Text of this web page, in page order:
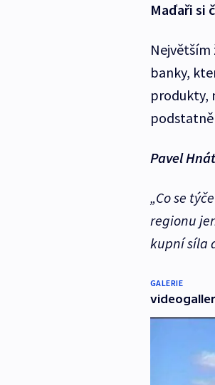
Maďaři si
banky,
produkty,
podstatně
Pavel
„Co se
regionu
kupní síla
GALERIE